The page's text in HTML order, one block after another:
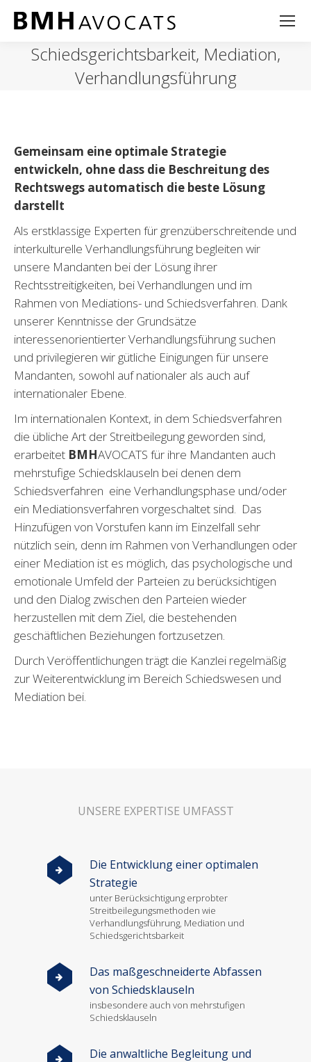
Schiedsgerichtsbarkeit, Mediation,
Verhandlungsführung
Gemeinsam eine optimale Strategie
entwickeln, ohne dass die Beschreitung des
Rechtswegs automatisch die beste Lösung
darstellt
Als erstklassige Experten für grenzüberschreitende und
interkulturelle Verhandlungsführung begleiten wir
unsere Mandanten bei der Lösung ihrer
Rechtsstreitigkeiten, bei Verhandlungen und im
Rahmen von Mediations- und Schiedsverfahren. Dank
unserer Kenntnisse der Grundsätze
interessenorientierter Verhandlungsführung suchen
und privilegieren wir gütliche Einigungen für unsere
Mandanten, sowohl auf nationaler als auch auf
internationaler Ebene.
Im internationalen Kontext, in dem Schiedsverfahren
die übliche Art der Streitbeilegung geworden sind,
erarbeitet BMHAVOCATS für ihre Mandanten auch
mehrstufige Schiedsklauseln bei denen dem
Schiedsverfahren eine Verhandlungsphase und/oder
ein Mediationsverfahren vorgeschaltet sind. Das
Hinzufügen von Vorstufen kann im Einzelfall sehr
nützlich sein, denn im Rahmen von Verhandlungen oder
einer Mediation ist es möglich, das psychologische und
emotionale Umfeld der Parteien zu berücksichtigen
und den Dialog zwischen den Parteien wieder
herzustellen mit dem Ziel, die bestehenden
geschäftlichen Beziehungen fortzusetzen.
Durch Veröffentlichungen trägt die Kanzlei regelmäßig
zur Weiterentwicklung im Bereich Schiedswesen und
Mediation bei.
UNSERE EXPERTISE UMFASST
Die Entwicklung einer optimalen
Strategie
unter Berücksichtigung erprobter
Streitbeilegungsmethoden wie
Verhandlungsführung, Mediation und
Schiedsgerichtsbarkeit
Das maßgeschneiderte Abfassen
von Schiedsklauseln
insbesondere auch von mehrstufigen
Schiedsklauseln
Die anwaltliche Begleitung und